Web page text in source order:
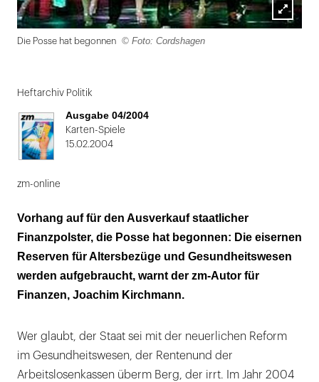
Lightbox
Die Posse hat begonnen © Foto: Cordshagen
1
von
2
Heftarchiv Politik
Ausgabe 04/2004
Karten-Spiele
15.02.2004
zm-online
Vorhang auf für den Ausverkauf staatlicher
Finanzpolster, die Posse hat begonnen: Die eisernen
Reserven für Altersbezüge und Gesundheitswesen
werden aufgebraucht, warnt der zm-Autor für
Finanzen, Joachim Kirchmann.
Wer glaubt, der Staat sei mit der neuerlichen Reform
im Gesundheitswesen, der Rentenund der
Arbeitslosenkassen überm Berg, der irrt. Im Jahr 2004